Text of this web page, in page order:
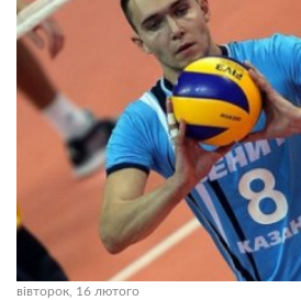
вівторок, 16 лютого